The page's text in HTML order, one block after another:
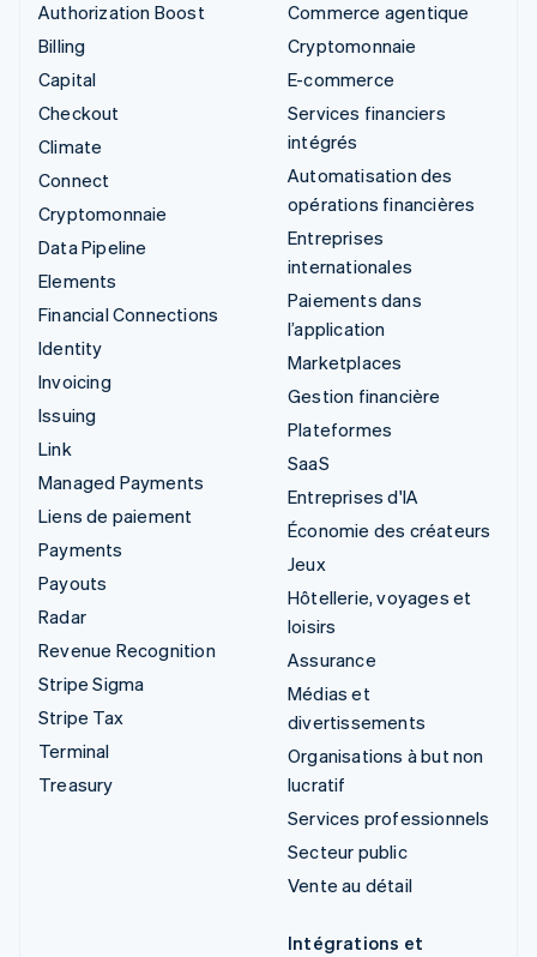
Authorization Boost
Billing
Capital
Checkout
Climate
Connect
Cryptomonnaie
Data Pipeline
Elements
Financial Connections
Identity
Invoicing
Issuing
Link
Managed Payments
Liens de paiement
Payments
Payouts
Radar
Revenue Recognition
Stripe Sigma
Stripe Tax
Terminal
Treasury
Commerce agentique
Cryptomonnaie
E-commerce
Services financiers
intégrés
Automatisation des
opérations financières
Entreprises
internationales
Paiements dans
l’application
Marketplaces
Gestion financière
Plateformes
SaaS
Entreprises d'IA
Économie des créateurs
Jeux
Hôtellerie, voyages et
loisirs
Assurance
Médias et
divertissements
Organisations à but non
lucratif
Services professionnels
Secteur public
Vente au détail
Intégrations et